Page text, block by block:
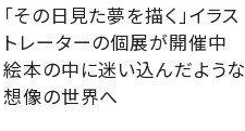
「その日見た夢を描く」イラス
トレーターの個展が開催中
絵本の中に迷い込んだような
想像の世界へ